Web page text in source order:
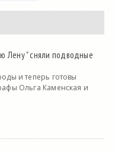
Лену " сняли подводные
и теперь готовы
Ольга Каменская и